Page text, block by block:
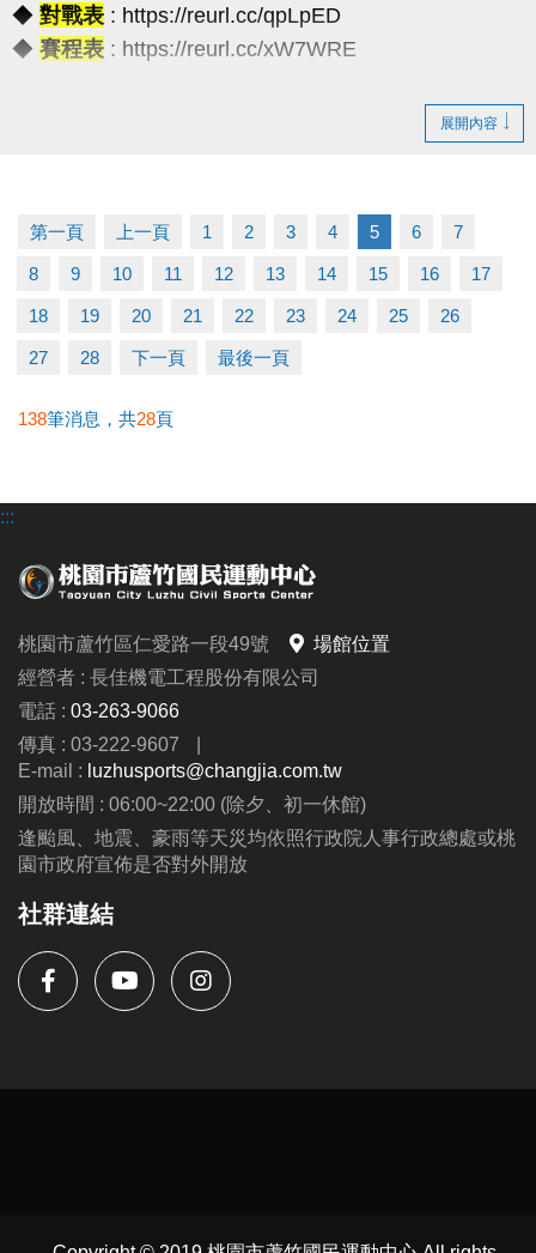
◆ 對戰表 : https://reurl.cc/qpLpED
◆ 賽程表 : https://reurl.cc/xW7WRE
（一）報名請攜帶學生證為憑，不可降級參加。
（三）超過比賽時間 3 分鐘未出賽者，以棄權論（以
大會掛鐘為準）。
（四）為使比賽順利進行，大會有權調度場地安排及
出場順序，不得異議。
解釋等權利。
-洽詢專線：03-2639066 #115、116
-官網 :
https://www.lzsports.com.tw/zh_TW/news/pageID/1/
-FB : 桃園市蘆竹國民運動中心
-IG : @luzhusports
展開內容
第一頁 上一頁 1 2 3 4 5 6 7
8 9 10 11 12 13 14 15 16 17
18 19 20 21 22 23 24 25 26
27 28 下一頁 最後一頁
138筆消息，共28頁
:::
桃園市蘆竹區仁愛路一段49號
場館位置
經營者 : 長佳機電工程股份有限公司
電話 : 03-263-9066
傳真 : 03-222-9607
|
E-mail : luzhusports@changjia.com.tw
開放時間 : 06:00~22:00 (除夕、初一休館)
逢颱風、地震、豪雨等天災均依照行政院人事行政總處或桃
園市政府宣佈是否對外開放
社群連結